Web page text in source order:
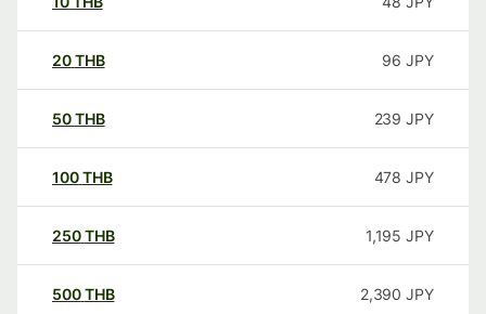
20THB 96 JPY
50THB 239 JPY
100THB 478 JPY
250THB 1,195 JPY
500THB 2,390 JPY